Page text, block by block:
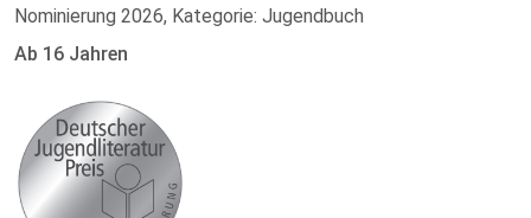
Nominierung 2026, Kategorie: Jugendbuch
Ab 16 Jahren